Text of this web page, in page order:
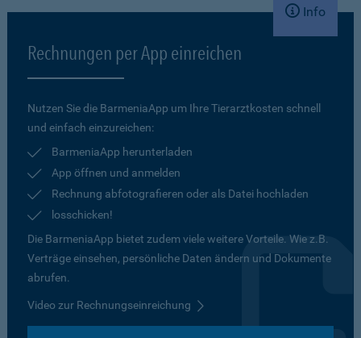
Info
Rechnungen per App einreichen
Nutzen Sie die BarmeniaApp um Ihre Tierarztkosten schnell
und einfach einzureichen:
BarmeniaApp herunterladen
App öffnen und anmelden
Rechnung abfotografieren oder als Datei hochladen
losschicken!
Die BarmeniaApp bietet zudem viele weitere Vorteile. Wie z.B.
Verträge einsehen, persönliche Daten ändern und Dokumente
abrufen.
Video zur Rechnungseinreichung